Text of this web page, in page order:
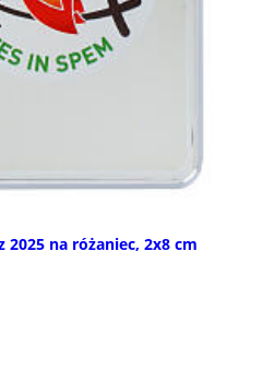
2025 na różaniec, 2x8 cm